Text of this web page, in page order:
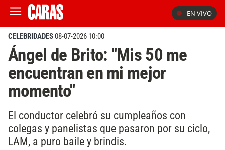
EN VIVO
CELEBRIDADES08-07-2026 10:00
Ángel de Brito: "Mis 50 me
encuentran en mi mejor
momento"
El conductor celebró su cumpleaños con
colegas y panelistas que pasaron por su ciclo,
LAM, a puro baile y brindis.